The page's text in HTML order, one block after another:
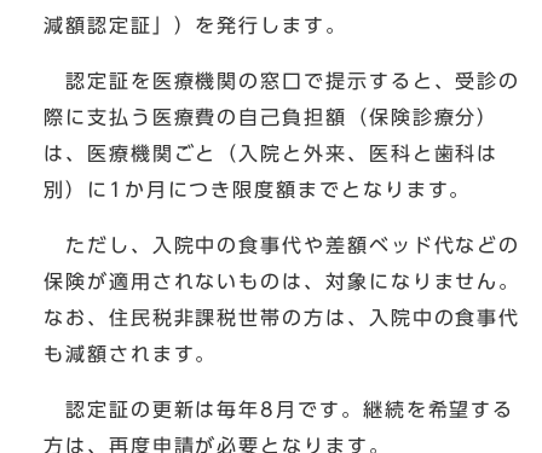
減額認定証」）を発行します。
認定証を医療機関の窓口で提示すると、受診の
際に支払う医療費の自己負担額（保険診療分）
は、医療機関ごと（入院と外来、医科と歯科は
別）に1か月につき限度額までとなります。
ただし、入院中の食事代や差額ベッド代などの
保険が適用されないものは、対象になりません。
なお、住民税非課税世帯の方は、入院中の食事代
も減額されます。
認定証の更新は毎年8月です。継続を希望する
方は、再度申請が必要となります。